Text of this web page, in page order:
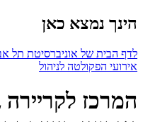
הינך נמצא כאן
לדף הבית של אוניברסיטת תל
אירועי הפקולטה לניהול
המרכז